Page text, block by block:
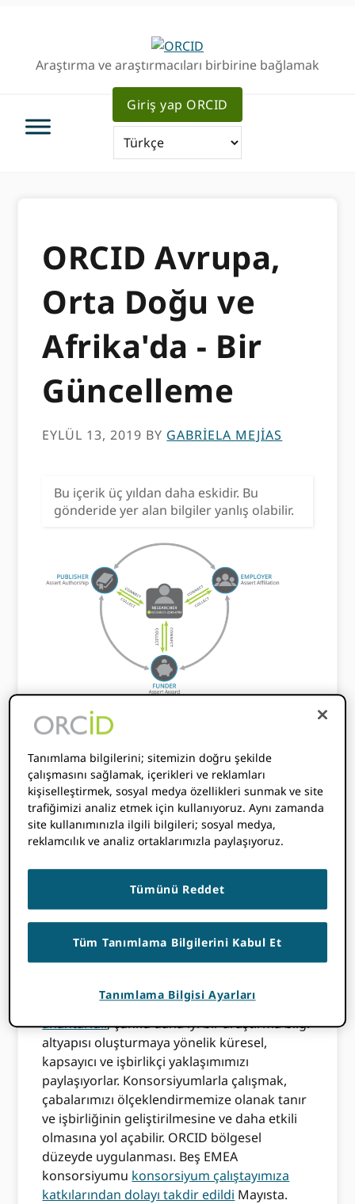
Araştırma ve araştırmacıları birbirine bağlamak
Giriş yap ORCID
ORCID Avrupa,
Orta Doğu ve
Afrika'da - Bir
Güncelleme
EYLÜL 13, 2019 BY GABRIELA MEJIAS
Bu içerik üç yıldan daha eskidir. Bu
gönderide yer alan bilgiler yanlış olabilir.
yardımcı olması için topluluğumuza güvenir.
araştırmacılar hakkında bağlantılar kurarak
ve bilgi paylaşarak kritik bir rol
oynuyorsunuz. Toplu olarak, araştırma
bilgilerinin bir kez girilip sık sık yeniden
kullanıldığı ortak hedefimize doğru ilerleme
EMEA (Avrupa, Orta Doğu ve Afrika) bölgesi,
ORCID Benimseme. Yarısından fazlası ORCID
üyeler burada yerleşiktir ve %70'ten fazlası
uygulama toplulukları başarımızın
anahtarıdır, çünkü daha iyi bir araştırma bilgi
altyapısı oluşturmaya yönelik küresel,
kapsayıcı ve işbirlikçi yaklaşımımızı
paylaşıyorlar. Konsorsiyumlarla çalışmak,
çabalarımızı ölçeklendirmemize olanak tanır
ve işbirliğinin geliştirilmesine ve daha etkili
olmasına yol açabilir. ORCID bölgesel
düzeyde uygulanması. Beş EMEA
konsorsiyumu konsorsiyum çalıştayımıza
katkılarından dolayı takdir edildi Mayısta.
Tanımlama bilgilerini; sitemizin doğru şekilde
çalışmasını sağlamak, içerikleri ve reklamları
kişiselleştirmek, sosyal medya özellikleri sunmak ve site
trafiğimizi analiz etmek için kullanıyoruz. Aynı zamanda
site kullanımınızla ilgili bilgileri; sosyal medya,
reklamcılık ve analiz ortaklarımızla paylaşıyoruz.
Tümünü Reddet
Tüm Tanımlama Bilgilerini Kabul Et
Tanımlama Bilgisi Ayarları